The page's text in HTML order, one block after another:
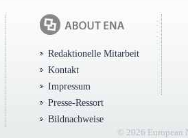
Redaktionelle Mitarbeit
Kontakt
Impressum
Presse-Ressort
Bildnachweise
© 2026 European